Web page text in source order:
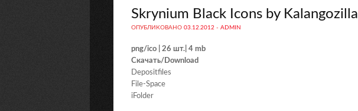
Skrynium Black Icons by Kalangozilla
ОПУБЛИКОВАНО 03.12.2012 - ADMIN
png/ico | 26 шт.| 4 mb
Скачать/Download
Depositfiles
File-Space
iFolder